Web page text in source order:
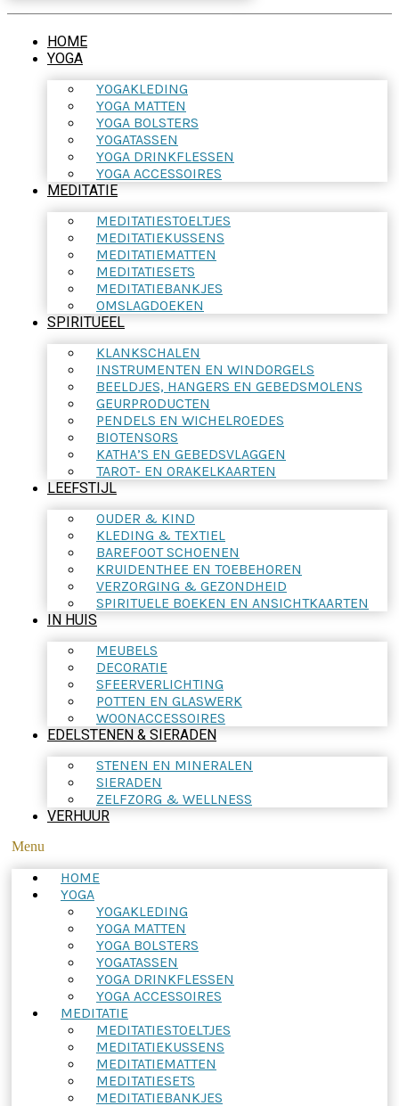
HOME
YOGA
YOGAKLEDING
YOGA MATTEN
YOGA BOLSTERS
YOGATASSEN
YOGA DRINKFLESSEN
YOGA ACCESSOIRES
MEDITATIE
MEDITATIESTOELTJES
MEDITATIEKUSSENS
MEDITATIEMATTEN
MEDITATIESETS
MEDITATIEBANKJES
OMSLAGDOEKEN
SPIRITUEEL
KLANKSCHALEN
INSTRUMENTEN EN WINDORGELS
BEELDJES, HANGERS EN GEBEDSMOLENS
GEURPRODUCTEN
PENDELS EN WICHELROEDES
BIOTENSORS
KATHA’S EN GEBEDSVLAGGEN
TAROT- EN ORAKELKAARTEN
LEEFSTIJL
OUDER & KIND
KLEDING & TEXTIEL
BAREFOOT SCHOENEN
KRUIDENTHEE EN TOEBEHOREN
VERZORGING & GEZONDHEID
SPIRITUELE BOEKEN EN ANSICHTKAARTEN
IN HUIS
MEUBELS
DECORATIE
SFEERVERLICHTING
POTTEN EN GLASWERK
WOONACCESSOIRES
EDELSTENEN & SIERADEN
STENEN EN MINERALEN
SIERADEN
ZELFZORG & WELLNESS
VERHUUR
Menu
HOME
YOGA
YOGAKLEDING
YOGA MATTEN
YOGA BOLSTERS
YOGATASSEN
YOGA DRINKFLESSEN
YOGA ACCESSOIRES
MEDITATIE
MEDITATIESTOELTJES
MEDITATIEKUSSENS
MEDITATIEMATTEN
MEDITATIESETS
MEDITATIEBANKJES